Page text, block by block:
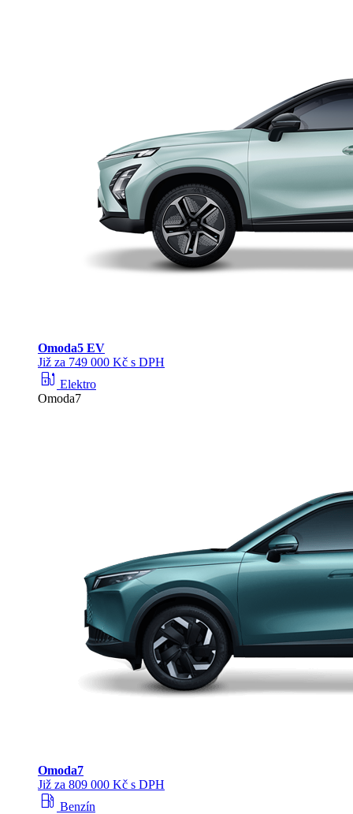
Omoda5 EV
Již za 749 000 Kč s DPH
ev_station Elektro
Omoda7
Omoda7
Již za 809 000 Kč s DPH
local_gas_station Benzín